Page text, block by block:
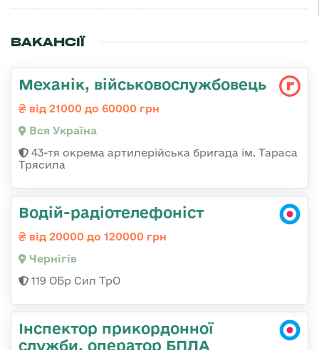
ВАКАНСІЇ
Механік, військовослужбовець
від 21000 до 60000 грн
Вся Україна
43-тя окрема артилерійська бригада ім. Тараса
Трясила
Водій-радіотелефоніст
від 20000 до 120000 грн
Чернігів
119 ОБр Сил ТрО
Інспектор прикордонної
служби, оператор БПЛА